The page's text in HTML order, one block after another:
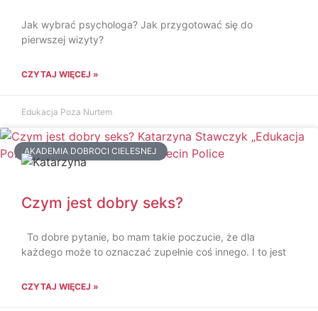
Jak wybrać psychologa? Jak przygotować się do
pierwszej wizyty?
CZYTAJ WIĘCEJ »
Edukacja Poza Nurtem
AKADEMIA DOBROCI CIELESNEJ
Czym jest dobry seks?
To dobre pytanie, bo mam takie poczucie, że dla
każdego może to oznaczać zupełnie coś innego. I to jest
CZYTAJ WIĘCEJ »